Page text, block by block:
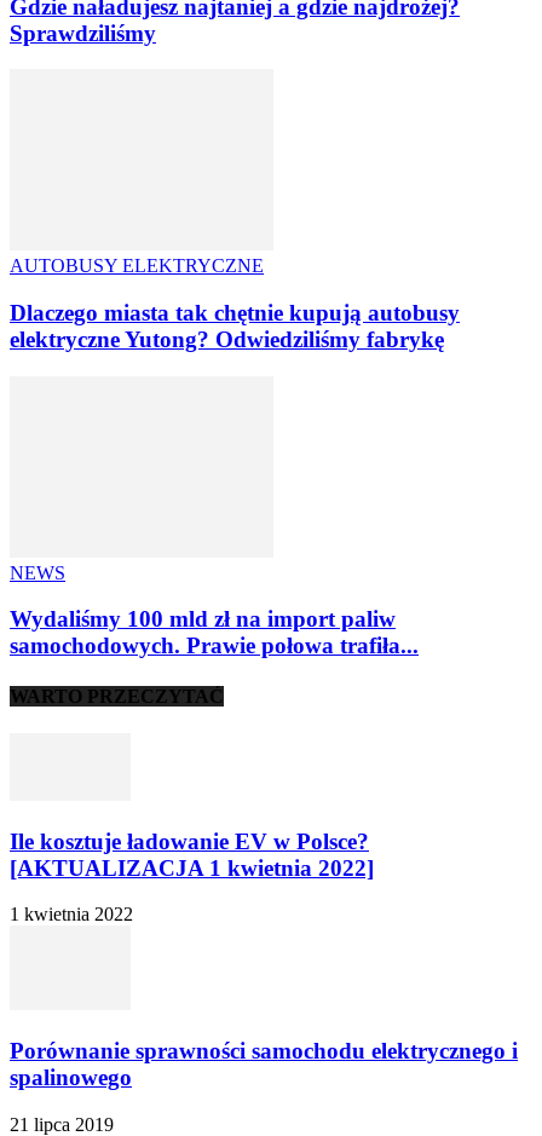
Gdzie naładujesz najtaniej a gdzie najdrożej?
Sprawdziliśmy
AUTOBUSY ELEKTRYCZNE
Dlaczego miasta tak chętnie kupują autobusy
elektryczne Yutong? Odwiedziliśmy fabrykę
NEWS
Wydaliśmy 100 mld zł na import paliw
samochodowych. Prawie połowa trafiła...
WARTO PRZECZYTAĆ
Ile kosztuje ładowanie EV w Polsce?
[AKTUALIZACJA 1 kwietnia 2022]
1 kwietnia 2022
Porównanie sprawności samochodu elektrycznego i
spalinowego
21 lipca 2019